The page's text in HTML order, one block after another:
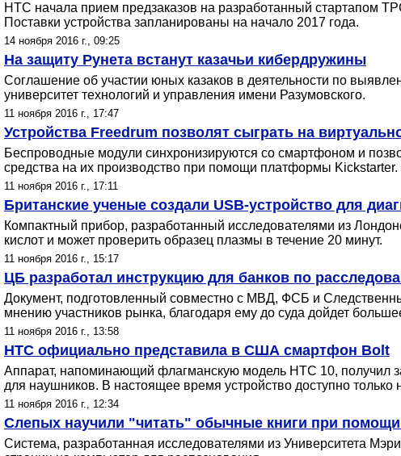
HTC начала прием предзаказов на разработанный стартапом
Поставки устройства запланированы на начало 2017 года.
14 ноября 2016 г., 09:25
На защиту Рунета встанут казачьи кибердружины
Соглашение об участии юных казаков в деятельности по
университет технологий и управления имени Разумовского.
11 ноября 2016 г., 17:47
Устройства Freedrum позволят сыграть на
Беспроводные модули синхронизируются со смартфоном и
средства на их производство при помощи платформы Kickstarter.
11 ноября 2016 г., 17:11
Британские ученые создали USB-устройство для
Компактный прибор, разработанный исследователями из
кислот и может проверить образец плазмы в течение 20 минут.
11 ноября 2016 г., 15:17
ЦБ разработал инструкцию для банков по
Документ, подготовленный совместно с МВД, ФСБ и
мнению участников рынка, благодаря ему до суда дойдет
11 ноября 2016 г., 13:58
HTC официально представила в США смартфон Bolt
Аппарат, напоминающий флагманскую модель HTC 10, получил
для наушников. В настоящее время устройство доступно
11 ноября 2016 г., 12:34
Слепых научили "читать" обычные книги при
Система, разработанная исследователями из Университета